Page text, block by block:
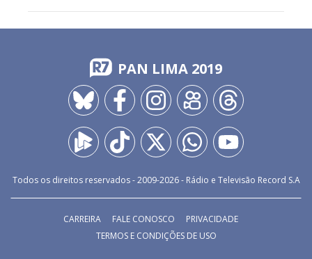
PAN LIMA 2019
Todos os direitos reservados - 2009-2026- Rádio e Televisão Record S.A
CARREIRA FALE CONOSCO
PRIVACIDADE
TERMOS E CONDIÇÕES DE USO